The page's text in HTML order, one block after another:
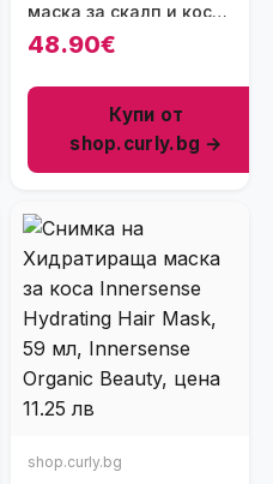
маска за скалп и коса
(мазна към нормална)
Calinachi, 300мл
48.90€
Купи от
shop.curly.bg →
shop.curly.bg